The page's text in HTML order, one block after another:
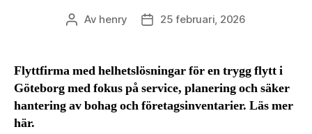
Inläggsförfattare
Av henry Inläggsdatum
25 februari, 2026
Flyttfirma med helhetslösningar för en trygg flytt i
Göteborg med fokus på service, planering och säker
hantering av bohag och företagsinventarier. Läs mer
här.